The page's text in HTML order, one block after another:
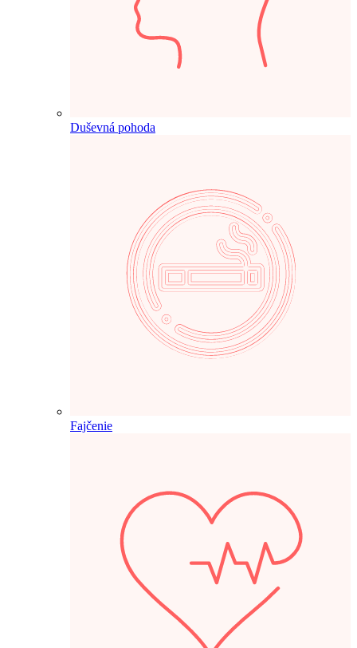
Duševná pohoda
Fajčenie